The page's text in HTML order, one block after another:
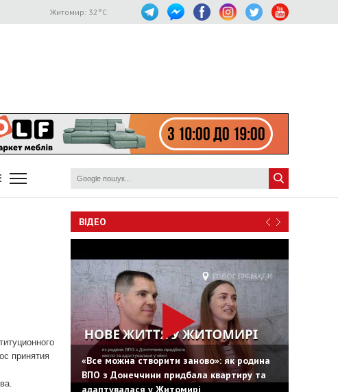
Житомир: 32 °C
принятия
ВІДЕО
«Все можна створити заново»: як родина
ВПО з Донеччини придбала квартиру та
адаптувалася у Житомирі